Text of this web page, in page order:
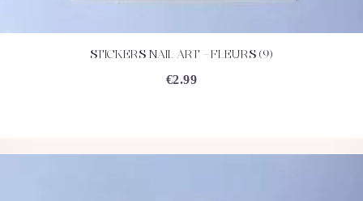
ACHETEZ DÉTAILS
STICKERS NAIL ART – FLEURS (9)
€2.99